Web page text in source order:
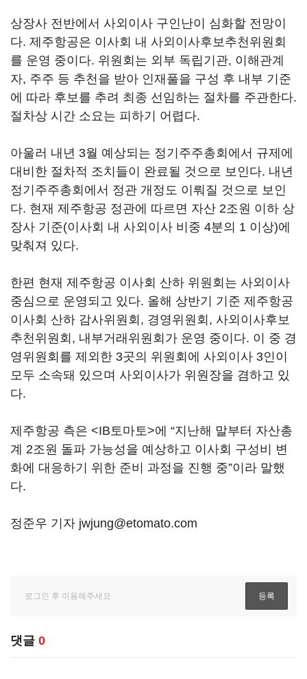
상장사 전반에서 사외이사 구인난이 심화할 전망이
다. 제주항공은 이사회 내 사외이사후보추천위원회
를 운영 중이다. 위원회는 외부 독립기관, 이해관계
자, 주주 등 추천을 받아 인재풀을 구성 후 내부 기준
에 따라 후보를 추려 최종 선임하는 절차를 주관한다.
절차상 시간 소요는 피하기 어렵다.
아울러 내년 3월 예상되는 정기주주총회에서 규제에
대비한 절차적 조치들이 완료될 것으로 보인다. 내년
정기주주총회에서 정관 개정도 이뤄질 것으로 보인
다. 현재 제주항공 정관에 따르면 자산 2조원 이하 상
장사 기준(이사회 내 사외이사 비중 4분의 1 이상)에
맞춰져 있다.
한편 현재 제주항공 이사회 산하 위원회는 사외이사
중심으로 운영되고 있다. 올해 상반기 기준 제주항공
이사회 산하 감사위원회, 경영위원회, 사외이사후보
추천위원회, 내부거래위원회가 운영 중이다. 이 중 경
영위원회를 제외한 3곳의 위원회에 사외이사 3인이
모두 소속돼 있으며 사외이사가 위원장을 겸하고 있
다.
제주항공 측은 <IB토마토>에 “지난해 말부터 자산총
계 2조원 돌파 가능성을 예상하고 이사회 구성비 변
화에 대응하기 위한 준비 과정을 진행 중”이라 말했
다.
정준우 기자 jwjung@etomato.com
댓글 0